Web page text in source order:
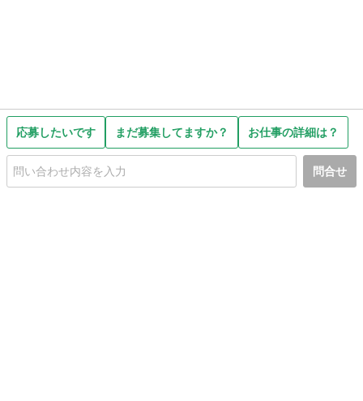
応募したいです まだ募集してますか？ お仕事の詳細は？
問合せ